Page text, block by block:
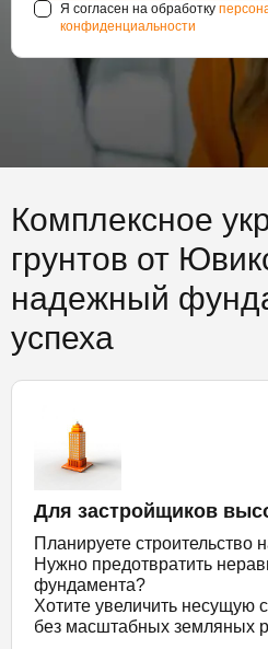
Я согласен на обработку
конфиденциальности
Комплексное
грунтов от
надежный
успеха
Для застройщиков
Планируете строительство
Нужно предотвратить
фундамента?
Хотите увеличить несущую
без масштабных земляных